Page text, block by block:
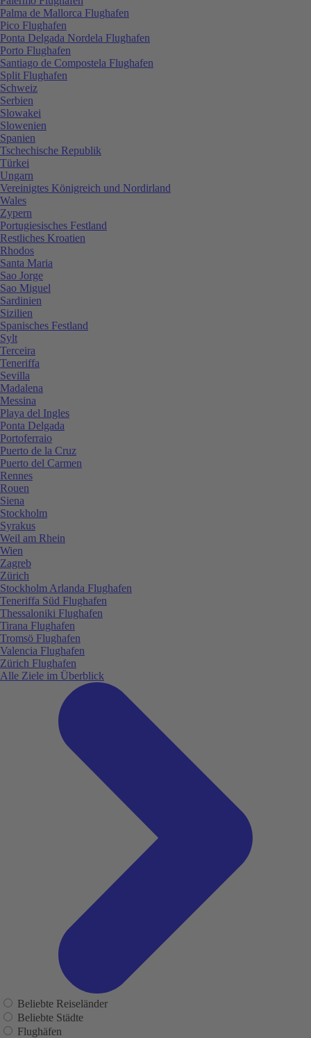
Palma de Mallorca Flughafen
Pico Flughafen
Ponta Delgada Nordela Flughafen
Porto Flughafen
Santiago de Compostela Flughafen
Split Flughafen
Schweiz
Serbien
Slowakei
Slowenien
Spanien
Tschechische Republik
Türkei
Ungarn
Vereinigtes Königreich und Nordirland
Wales
Zypern
Portugiesisches Festland
Restliches Kroatien
Rhodos
Santa Maria
Sao Jorge
Sao Miguel
Sardinien
Sizilien
Spanisches Festland
Sylt
Terceira
Teneriffa
Sevilla
Madalena
Messina
Playa del Ingles
Ponta Delgada
Portoferraio
Puerto de la Cruz
Puerto del Carmen
Rennes
Rouen
Siena
Stockholm
Syrakus
Weil am Rhein
Wien
Zagreb
Zürich
Stockholm Arlanda Flughafen
Teneriffa Süd Flughafen
Thessaloniki Flughafen
Tirana Flughafen
Tromsö Flughafen
Valencia Flughafen
Zürich Flughafen
Alle Ziele im Überblick
Beliebte Reiseländer
Beliebte Städte
Flughäfen